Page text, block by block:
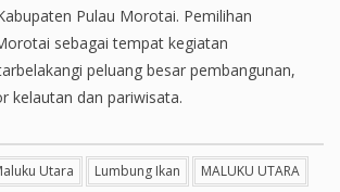
Pulau Morotai. Pemilihan
sebagai tempat kegiatan
peluang besar pembangunan,
kelautan dan pariwisata.
Utara Lumbung Ikan
MALUKU UTARA